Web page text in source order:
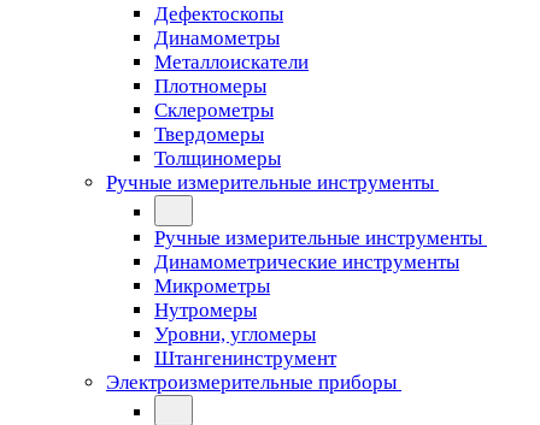
Дефектоскопы
Динамометры
Металлоискатели
Плотномеры
Склерометры
Твердомеры
Толщиномеры
Ручные измерительные инструменты
Ручные измерительные инструменты
Динамометрические инструменты
Микрометры
Нутромеры
Уровни, угломеры
Штангенинструмент
Электроизмерительные приборы